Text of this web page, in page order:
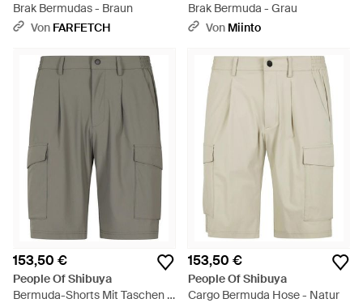
Brak Bermudas - Braun
Von FARFETCH
Brak Bermuda - Grau
Von Miinto
153,50 €
People Of Shibuya
Bermuda-Shorts Mit Taschen -
153,50 €
People Of Shibuya
Cargo Bermuda Hose - Natur